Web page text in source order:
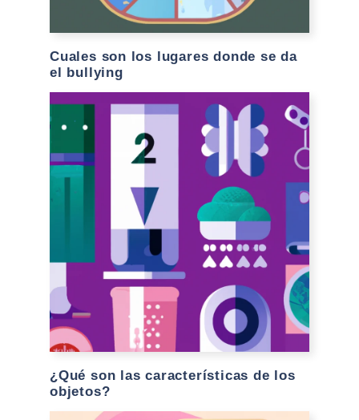
Cuales son los lugares donde se da
el bullying
¿Qué son las características de los
objetos?